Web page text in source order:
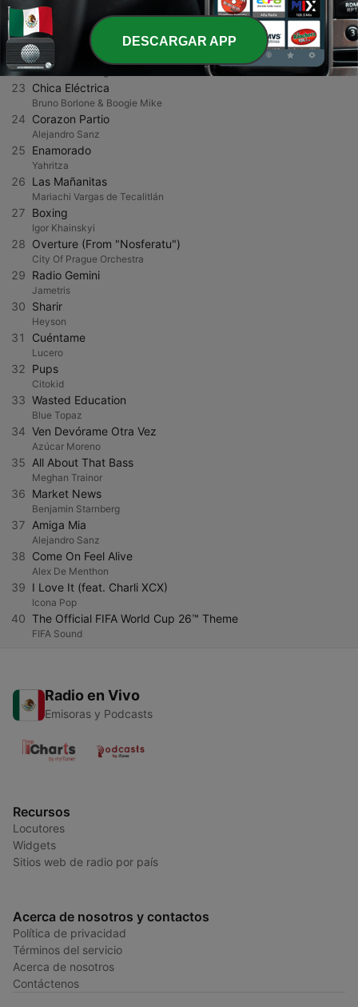
Stationary Sign
21 Houston Theme (FIFA World Cup 26™️)
Bombon
22 Human (Extended Version)
The Human League
23 Chica Eléctrica
Bruno Borlone & Boogie Mike
24 Corazon Partio
Alejandro Sanz
25 Enamorado
Yahritza
26 Las Mañanitas
Mariachi Vargas de Tecalitlán
27 Boxing
Igor Khainskyi
28 Overture (From "Nosferatu")
City Of Prague Orchestra
29 Radio Gemini
Jametris
30 Sharir
Heyson
31 Cuéntame
Lucero
32 Pups
Citokid
33 Wasted Education
Blue Topaz
34 Ven Devórame Otra Vez
Azúcar Moreno
35 All About That Bass
Meghan Trainor
36 Market News
Benjamin Starnberg
37 Amiga Mia
Alejandro Sanz
38 Come On Feel Alive
Alex De Menthon
39 I Love It (feat. Charli XCX)
Icona Pop
40 The Official FIFA World Cup 26™ Theme
FIFA Sound
Radio en Vivo
Emisoras y Podcasts
Recursos
Locutores
Widgets
Sitios web de radio por país
Acerca de nosotros y contactos
Política de privacidad
Términos del servicio
Acerca de nosotros
Contáctenos
DESCARGAR APP